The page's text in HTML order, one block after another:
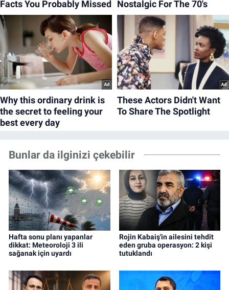
Bunlar da ilginizi çekebilir
Hafta sonu planı yapanlar
dikkat: Meteoroloji 3 ili
sağanak için uyardı
Rojin Kabaiş'in ailesini tehdit
eden gruba operasyon: 2 kişi
tutuklandı